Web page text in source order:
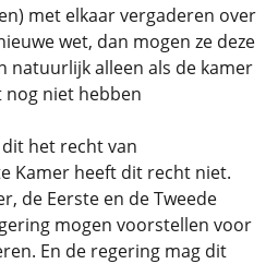
met elkaar vergaderen over
wet, dan mogen ze deze
natuurlijk alleen als de kamer
nog niet hebben
het recht van
Kamer heeft dit recht niet.
de Eerste en de Tweede
mogen voorstellen voor
En de regering mag dit